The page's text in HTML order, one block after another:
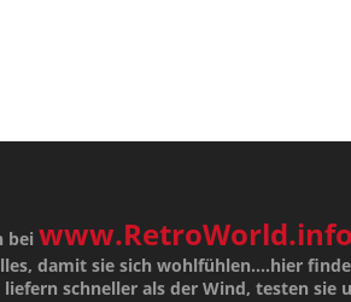
bei www.RetroWorld.info
damit sie sich wohlfühlen....hier
liefern schneller als der Wind, testen sie